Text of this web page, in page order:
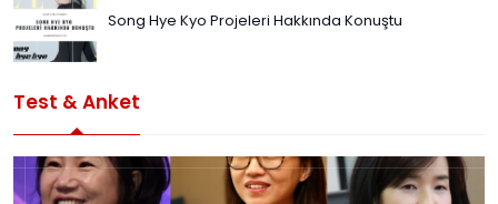
Song Hye Kyo Projeleri Hakkında Konuştu
Test & Anket